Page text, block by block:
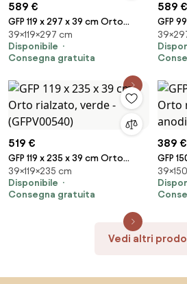
589 €
GFP 119 x 297 x 39 cm Orto
rialzato, verde - (GFPV00548)
39×119×297 cm
Disponibile
Consegna gratuita
589 €
GFP
519 €
GFP 119 x 235 x 39 cm Orto
rialzato, verde - (GFPV00540)
39×119×235 cm
Disponibile
Consegna gratuita
389 €
GFP
Vedi altri